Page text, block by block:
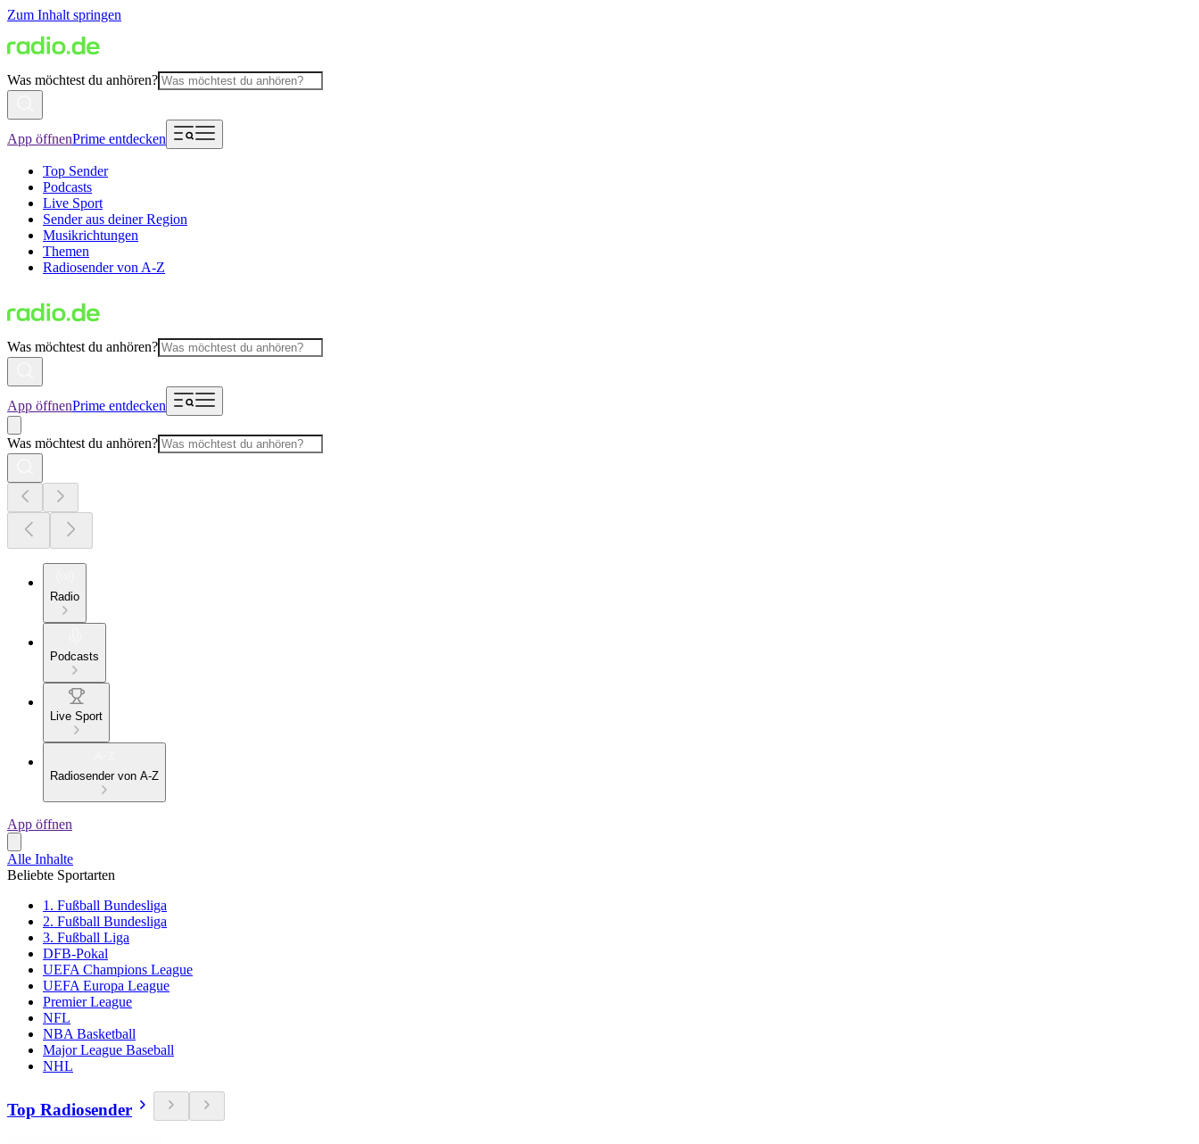
Zum Inhalt springen
Was möchtest du anhören?
App öffnenPrime entdecken
Top Sender
Podcasts
Live Sport
Sender aus deiner Region
Musikrichtungen
Themen
Radiosender von A-Z
Was möchtest du anhören?
App öffnenPrime entdecken
Was möchtest du anhören?
Radio
Podcasts
Live Sport
Radiosender von A-Z
App öffnen
Alle Inhalte
Beliebte Sportarten
1. Fußball Bundesliga
2. Fußball Bundesliga
3. Fußball Liga
DFB-Pokal
UEFA Champions League
UEFA Europa League
Premier League
NFL
NBA Basketball
Major League Baseball
NHL
Top Radiosender